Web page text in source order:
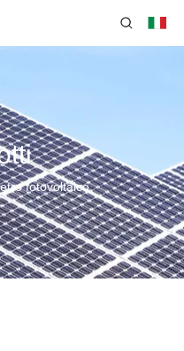
fotovoltaico